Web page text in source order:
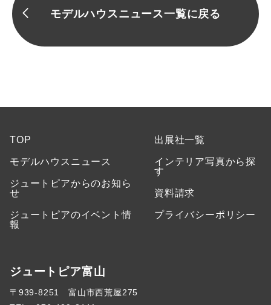
モデルハウスニュース一覧に戻る
TOP
モデルハウスニュース
ジュートピアからのお知ら
せ
ジュートピアのイベント情
報
出展社一覧
インテリア写真から探
す
資料請求
プライバシーポリシー
ジュートピア富山
〒939-8251 富山市西荒屋275